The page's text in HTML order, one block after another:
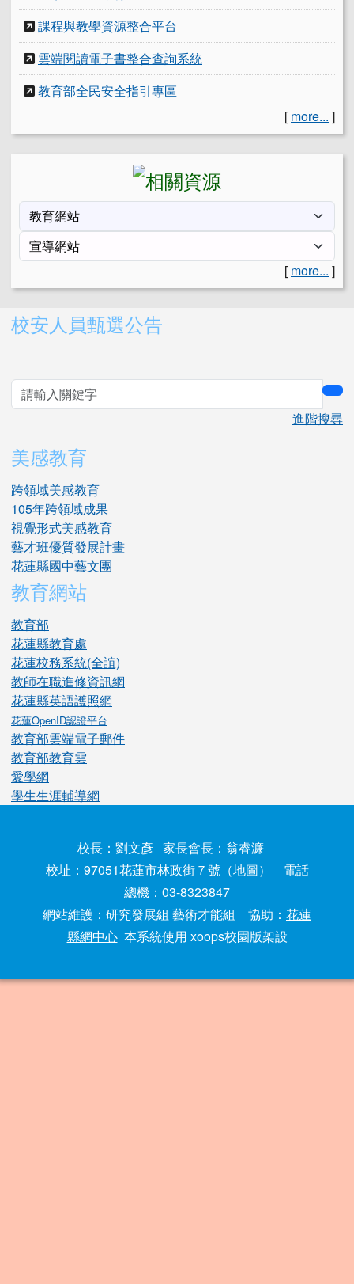
課程與教學資源整合平台
雲端閱讀電子書整合查詢系統
教育部全民安全指引專區
[ more... ]
[ more... ]
右邊區域內容
校安人員甄選公告
進階搜尋
美感教育
跨領域美感教育
105年跨領域成果
視覺形式美感教育
藝才班優質發展計畫
花蓮縣國中藝文團
教育網站
教育部
花蓮縣教育處
花蓮校務系統(全誼)
教師在職進修資訊網
花蓮縣英語護照網
花蓮OpenID認證平台
教育部雲端電子郵件
教育部教育雲
愛學網
學生生涯輔導網
校長：劉文彥 家長會長：翁睿濂
校址：97051花蓮市林政街７號（地圖） 電話
總機：03-8323847
網站維護：研究發展組 藝術才能組 協助： 花蓮
縣網中心本系統使用 xoops校園版架設